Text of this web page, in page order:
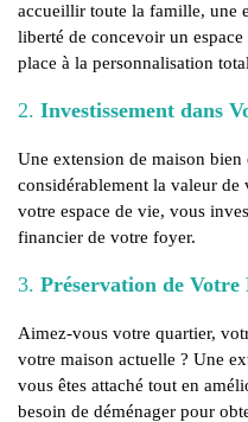
accueillir toute la famille, une
liberté de concevoir un
place à la personnalisation
2. Investissement dans
Une extension de maison
considérablement la valeur de
votre espace de vie, vous
financier de votre foyer.
3. Préservation de
Aimez-vous votre quartier,
votre maison actuelle ? Une
vous êtes attaché tout en
besoin de déménager pour